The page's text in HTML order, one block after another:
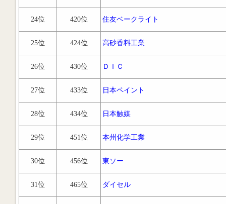
24位 420位 住友ベークライト
25位 424位 高砂香料工業
26位 430位 ＤＩＣ
27位 433位 日本ペイント
28位 434位 日本触媒
29位 451位 本州化学工業
30位 456位 東ソー
31位 465位 ダイセル